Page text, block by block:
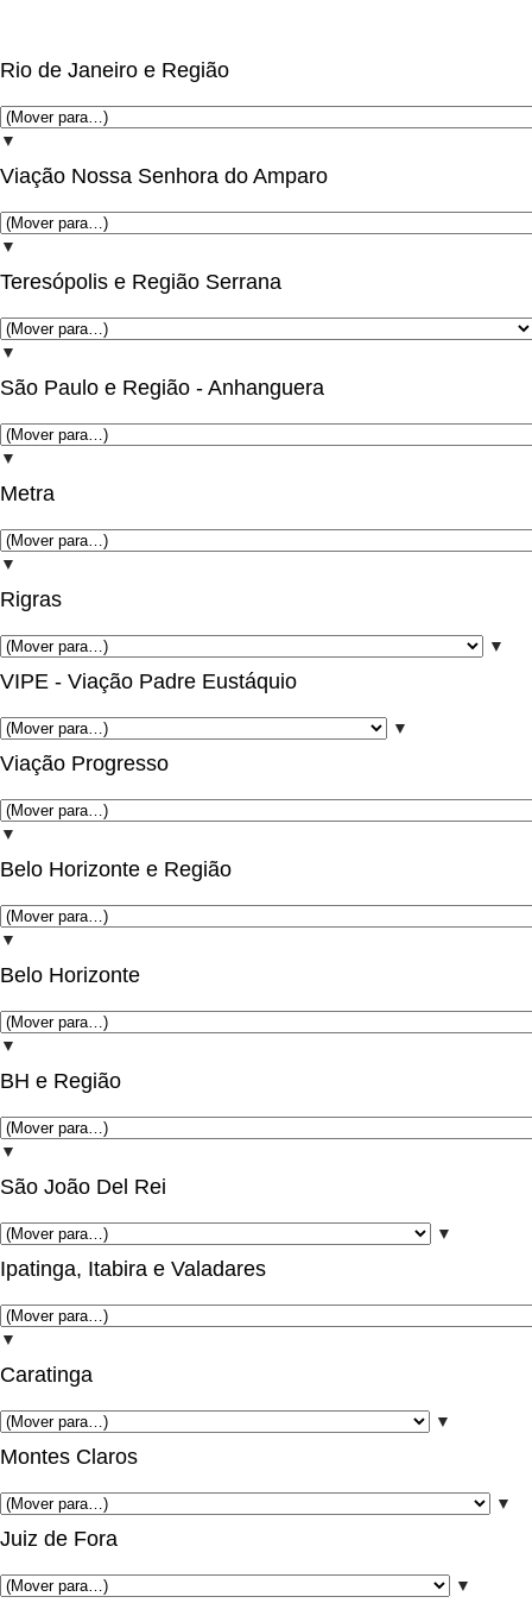
Rio de Janeiro e Região
▼
Viação Nossa Senhora do Amparo
▼
Teresópolis e Região Serrana
▼
São Paulo e Região - Anhanguera
▼
Metra
▼
Rigras
▼
VIPE - Viação Padre Eustáquio
▼
Viação Progresso
▼
Belo Horizonte e Região
▼
Belo Horizonte
▼
BH e Região
▼
São João Del Rei
▼
Ipatinga, Itabira e Valadares
▼
Caratinga
▼
Montes Claros
▼
Juiz de Fora
▼